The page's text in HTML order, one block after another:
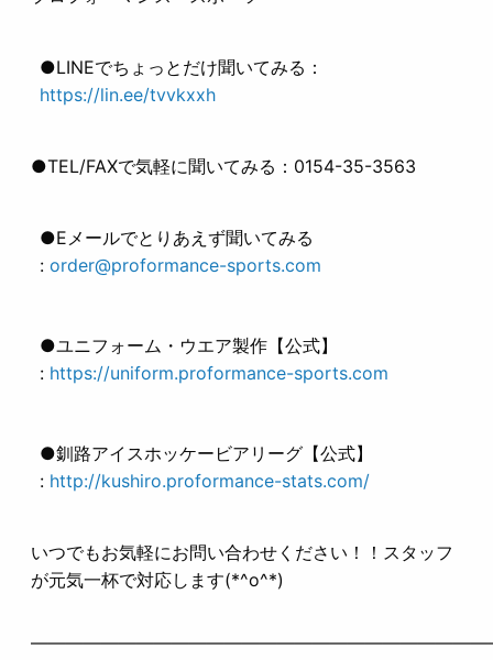
●LINEでちょっとだけ聞いてみる：
https://lin.ee/tvvkxxh
●TEL/FAXで気軽に聞いてみる：0154-35-3563
●Eメールでとりあえず聞いてみる
: order@proformance-sports.com
●ユニフォーム・ウエア製作【公式】
: https://uniform.proformance-sports.com
●釧路アイスホッケービアリーグ【公式】
: http://kushiro.proformance-stats.com/
いつでもお気軽にお問い合わせください！！スタッフ
が元気一杯で対応します(*^o^*)